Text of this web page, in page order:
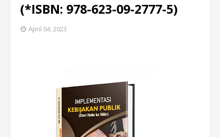
(*ISBN: 978-623-09-2777-5)
April 04, 2023